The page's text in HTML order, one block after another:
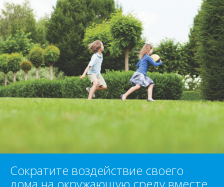
Сократите воздействие своего